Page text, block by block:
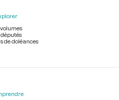
volumes
députés
de doléances